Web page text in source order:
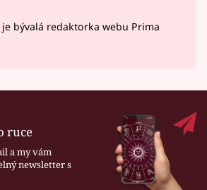
bývalá redaktorka webu Prima
ruce
a my vám
newsletter s